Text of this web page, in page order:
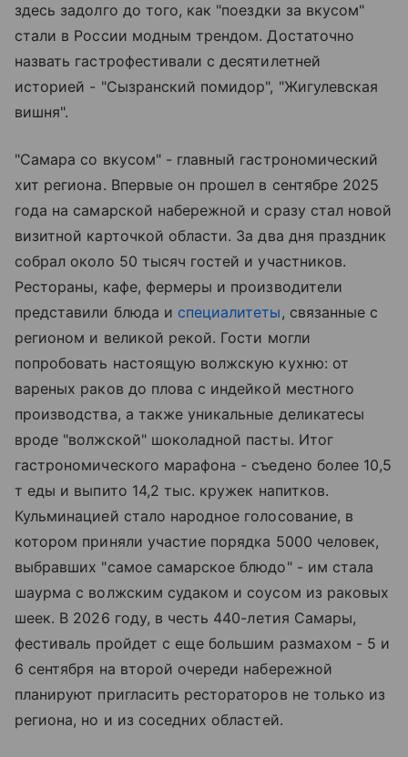
здесь задолго до того, как "поездки за вкусом"
стали в России модным трендом. Достаточно
назвать гастрофестивали с десятилетней
историей - "Сызранский помидор", "Жигулевская
вишня".
"Самара со вкусом" - главный гастрономический
хит региона. Впервые он прошел в сентябре 2025
года на самарской набережной и сразу стал новой
визитной карточкой области. За два дня праздник
собрал около 50 тысяч гостей и участников.
Рестораны, кафе, фермеры и производители
представили блюда и специалитеты, связанные с
регионом и великой рекой. Гости могли
попробовать настоящую волжскую кухню: от
вареных раков до плова с индейкой местного
производства, а также уникальные деликатесы
вроде "волжской" шоколадной пасты. Итог
гастрономического марафона - съедено более 10,5
т еды и выпито 14,2 тыс. кружек напитков.
Кульминацией стало народное голосование, в
котором приняли участие порядка 5000 человек,
выбравших "самое самарское блюдо" - им стала
шаурма с волжским судаком и соусом из раковых
шеек. В 2026 году, в честь 440-летия Самары,
фестиваль пройдет с еще большим размахом - 5 и
6 сентября на второй очереди набережной
планируют пригласить рестораторов не только из
региона, но и из соседних областей.